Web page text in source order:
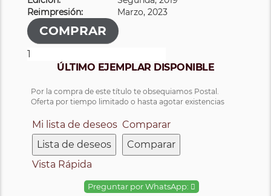
Reimpresión:
Marzo, 2023
ÚLTIMO EJEMPLAR DISPONIBLE
Por la compra de este título te obsequiamos Postal.
Oferta por tiempo limitado o hasta agotar existencias
Mi lista de deseos
Lista de deseos
Comparar
Comparar
Vista Rápida
Preguntar por WhatsApp: